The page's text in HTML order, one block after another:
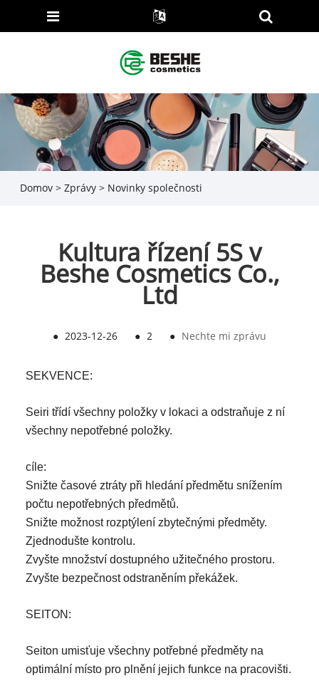
Domov > Zprávy> Novinky společnosti
Kultura řízení 5S v
Beshe Cosmetics Co.,
Ltd
● 2023-12-26 ● 2 ● Nechte mi zprávu
SEKVENCE:
Seiri třídí všechny položky v lokaci a odstraňuje z ní
všechny nepotřebné položky.
cíle:
Snižte časové ztráty při hledání předmětu snížením
počtu nepotřebných předmětů.
Snižte možnost rozptýlení zbytečnými předměty.
Zjednodušte kontrolu.
Zvyšte množství dostupného užitečného prostoru.
Zvyšte bezpečnost odstraněním překážek.
SEITON:
Seiton umisťuje všechny potřebné předměty na
optimální místo pro plnění jejich funkce na pracovišti.